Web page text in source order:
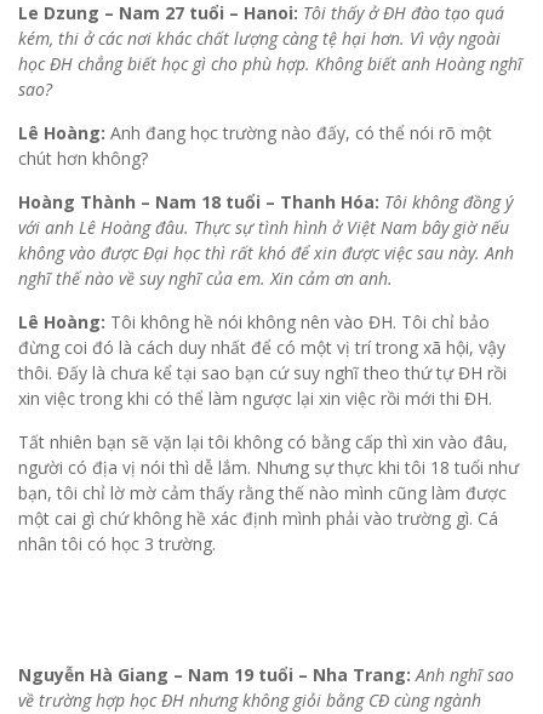
Le Dzung – Nam 27 tuổi – Hanoi: Tôi thấy ở ĐH đào tạo quá
kém, thi ở các nơi khác chất lượng càng tệ hại hơn. Vì vậy ngoài
học ĐH chẳng biết học gì cho phù hợp. Không biết anh Hoàng nghĩ
sao?
Lê Hoàng: Anh đang học trường nào đấy, có thể nói rõ một
chút hơn không?
Hoàng Thành – Nam 18 tuổi – Thanh Hóa: Tôi không đồng ý
với anh Lê Hoàng đâu. Thực sự tình hình ở Việt Nam bây giờ nếu
không vào được Đại học thì rất khó để xin được việc sau này. Anh
nghĩ thế nào về suy nghĩ của em. Xin cảm ơn anh.
Lê Hoàng: Tôi không hề nói không nên vào ĐH. Tôi chỉ bảo
đừng coi đó là cách duy nhất để có một vị trí trong xã hội, vậy
thôi. Đấy là chưa kể tại sao bạn cứ suy nghĩ theo thứ tự ĐH rồi
xin việc trong khi có thể làm ngược lại xin việc rồi mới thi ĐH.
Tất nhiên bạn sẽ vặn lại tôi không có bằng cấp thì xin vào đâu,
người có địa vị nói thì dễ lắm. Nhưng sự thực khi tôi 18 tuổi như
bạn, tôi chỉ lờ mờ cảm thấy rằng thế nào mình cũng làm được
một cai gì chứ không hề xác định mình phải vào trường gì. Cá
nhân tôi có học 3 trường.
Nguyễn Hà Giang – Nam 19 tuổi – Nha Trang:Anh nghĩ sao
về trường hợp học ĐH nhưng không giỏi bằng CĐ cùng ngành